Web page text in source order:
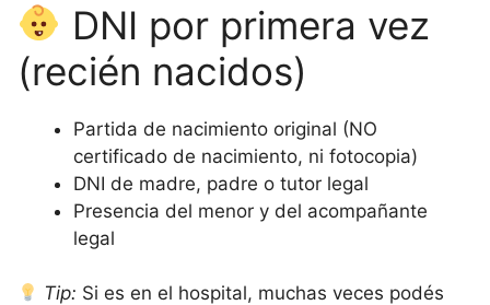
DNI por primera vez
(recién nacidos)
Partida de nacimiento original (NO
certificado de nacimiento, ni fotocopia)
DNI de madre, padre o tutor legal
Presencia del menor y del acompañante
legal
Tip: Si es en el hospital, muchas veces podés